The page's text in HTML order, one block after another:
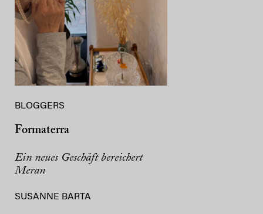
BLOGGERS
Formaterra
Ein neues Geschäft bereichert
Meran
SUSANNE BARTA